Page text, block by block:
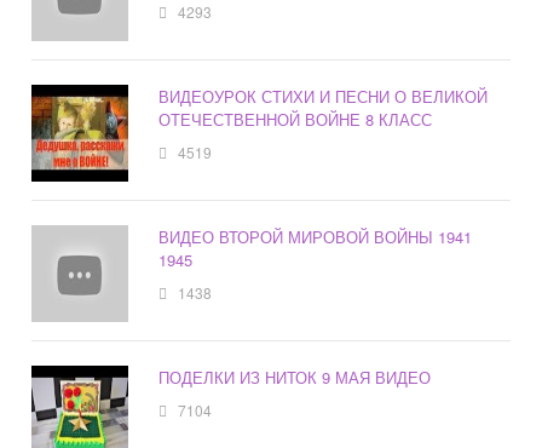
4293
ВИДЕОУРОК СТИХИ И ПЕСНИ О ВЕЛИКОЙ
ОТЕЧЕСТВЕННОЙ ВОЙНЕ 8 КЛАСС
4519
ВИДЕО ВТОРОЙ МИРОВОЙ ВОЙНЫ 1941
1945
1438
ПОДЕЛКИ ИЗ НИТОК 9 МАЯ ВИДЕО
7104